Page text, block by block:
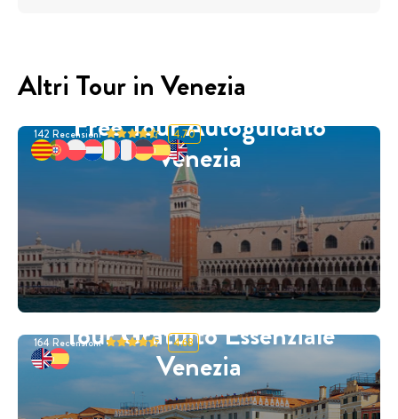
Altri Tour in Venezia
Free Tour Autoguidato
Venezia
142 Recensioni 4.70
Tour Gratuito Essenziale
Venezia
164Recensioni 4.68